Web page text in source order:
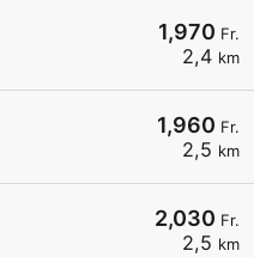
1,970 Fr.
2,4 km
1,960 Fr.
2,5 km
2,030 Fr.
2,5 km